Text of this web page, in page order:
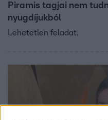
Piramis tagjai nem
nyugdíjukból
Lehetetlen feladat.